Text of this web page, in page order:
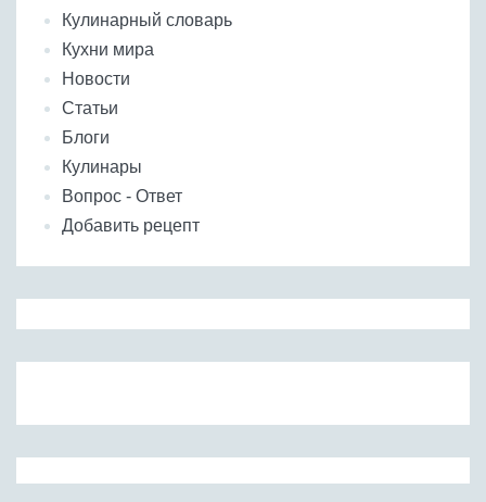
Кулинарный словарь
Кухни мира
Новости
Статьи
Блоги
Кулинары
Вопрос - Ответ
Добавить рецепт